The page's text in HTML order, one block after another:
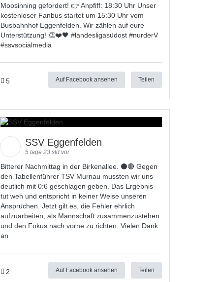
Moosinning gefordert! 👉 Anpfiff: 18:30 Uhr Unser
kostenloser Fanbus startet um 15:30 Uhr vom
Busbahnhof Eggenfelden. Wir zählen auf eure
Unterstützung! 👏❤️🖤 #landesligasüdost #nurderV
#ssvsocialmedia
5 Auf Facebook ansehen Teilen
SSV Eggenfelden
5 tage 23 std vor
Bitterer Nachmittag in der Birkenallee. ⚫🔴 Gegen
den Tabellenführer TSV Murnau mussten wir uns
deutlich mit 0:6 geschlagen geben. Das Ergebnis
tut weh und entspricht in keiner Weise unseren
Ansprüchen. Jetzt gilt es, die Fehler ehrlich
aufzuarbeiten, als Mannschaft zusammenzustehen
und den Fokus nach vorne zu richten. Vielen Dank
an
2 Auf Facebook ansehen Teilen